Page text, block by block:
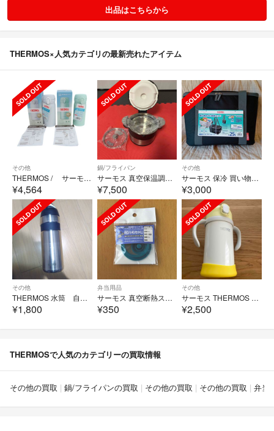
出品はこちらから
THERMOS×人気カテゴリの最新売れたアイテム
その他
THERMOS / サーモス ◆ステンレス製携帯用まほうびん 真空断熱ケータイマグ 350ml 2個セット JNL-S350 生活雑貨【未使用】 [0220563124]
¥4,564
鍋/フライパン
サーモス 真空保温調理器 シャトルシェフ 3.0L ステンレスブラック KBC-
¥7,500
その他
サーモス 保冷 買い物カゴ用バッグ ブラック REJ-025( 1個入)
¥3,000
その他
THERMOS 水筒 自転車用
¥1,800
弁当用品
サーモス 真空断熱スポーツボトル FEOパッキンセット （L）
¥350
その他
サーモス THERMOS まほうびんのベビーストローマグ FJL-350
¥2,500
THERMOSで人気のカテゴリーの買取情報
その他の買取 鍋/フライパンの買取 その他の買取 その他の買取 弁当